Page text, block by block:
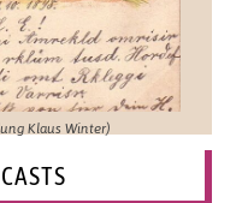
Klaus Winter)